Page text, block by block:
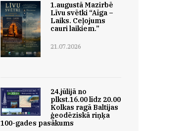
1.augustā Mazirbē
Līvu svētki “Aīga –
Laiks. Ceļojums
cauri laikiem.”
21.07.2026
24.jūlijā no
plkst.16.00 līdz 20.00
Kolkas ragā Baltijas
ģeodēziskā riņķa
100-gades pasākums